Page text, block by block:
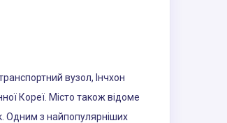
вузол, Інчхон
Кореї. Місто також відоме
Одним з найпопулярніших